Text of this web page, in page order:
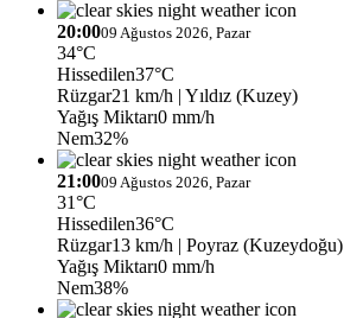
20:0009 Ağustos 2026, Pazar
34°C
Hissedilen37°C
Rüzgar21 km/h | Yıldız (Kuzey)
Yağış Miktarı0 mm/h
Nem32%
21:0009 Ağustos 2026, Pazar
31°C
Hissedilen36°C
Rüzgar13 km/h | Poyraz (Kuzeydoğu)
Yağış Miktarı0 mm/h
Nem38%